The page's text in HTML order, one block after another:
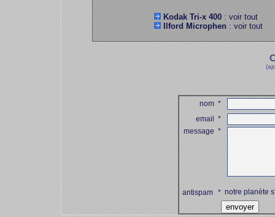
Kodak Tri-x 400: voir tout
Ilford Microphen: voir tout
nom*
email*
message*
antispam *notre planète